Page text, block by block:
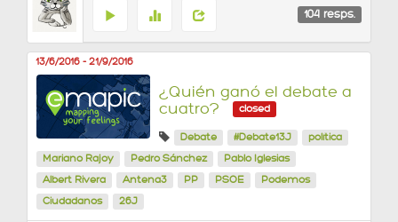
104 resps.
13/6/2016 - 21/9/2016
¿Quién ganó el debate a
cuatro?
closed
Debate #Debate13J
política
Mariano Rajoy
Pedro Sánchez
Pablo Iglesias
Albert Rivera
Antena3 PP PSOE
Podemos
Ciudadanos
26J